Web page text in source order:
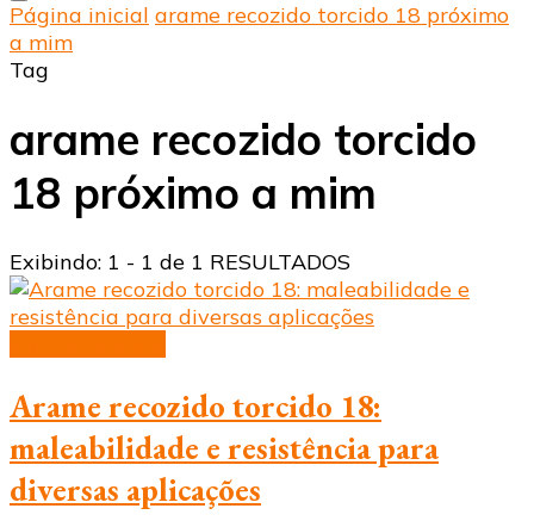
Página inicial arame recozido torcido 18 próximo
a mim
Tag
arame recozido torcido
18 próximo a mim
Exibindo: 1 - 1 de 1 RESULTADOS
Arame recozido torcido 18:
maleabilidade e resistência para
diversas aplicações